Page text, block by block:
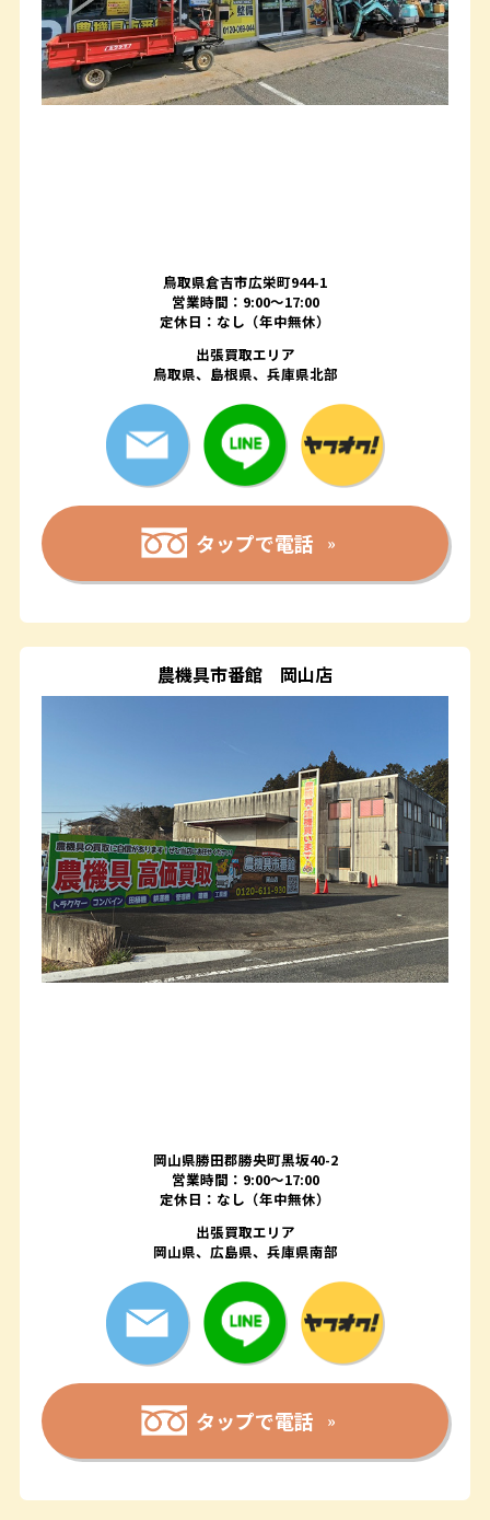
鳥取県倉吉市広栄町944-1
営業時間：9:00～17:00
定休日：なし（年中無休）
出張買取エリア
鳥取県、島根県、兵庫県北部
タップで電話
農機具市番館 岡山店
岡山県勝田郡勝央町黒坂40-2
営業時間：9:00～17:00
定休日：なし（年中無休）
出張買取エリア
岡山県、広島県、兵庫県南部
タップで電話